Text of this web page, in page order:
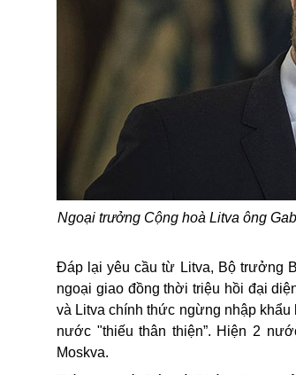
Ngoại trưởng Cộng hoà Litva ông
Đáp lại yêu cầu từ Litva, Bộ trưởng
ngoại giao đồng thời triệu hồi đại
và Litva chính thức ngừng nhập
nước "thiếu thân thiện”. Hiện 2
Moskva.